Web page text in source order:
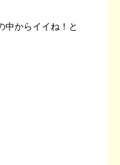
中からイイね！と